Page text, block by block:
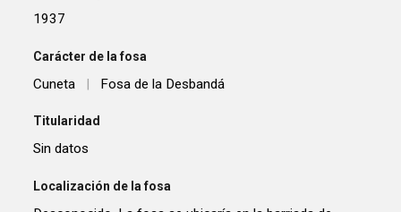
1937
Carácter de la fosa
Cuneta | Fosa de la Desbandá
Titularidad
Sin datos
Localización de la fosa